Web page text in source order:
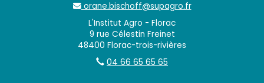
orane.bischoff@supagro.fr
L'Institut Agro - Florac
9 rue Célestin Freinet
48400 Florac-trois-rivières
04 66 65 65 65